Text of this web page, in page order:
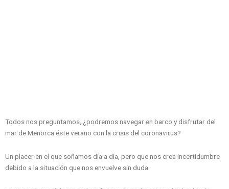
Todos nos preguntamos, ¿podremos navegar en barco y disfrutar del
mar de Menorca éste verano con la crisis del coronavirus?
Un placer en el que soñamos día a día, pero que nos crea incertidumbre
debido a la situación que nos envuelve sin duda.